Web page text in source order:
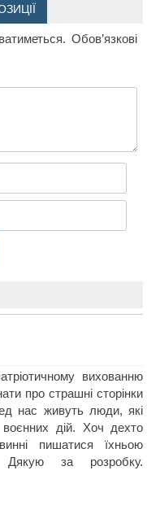
Обов’язкові
вихованню
про страшні сторінки
нас живуть люди, які
дій. Хоч дехто
пишатися їхньою
Дякую за розробку.